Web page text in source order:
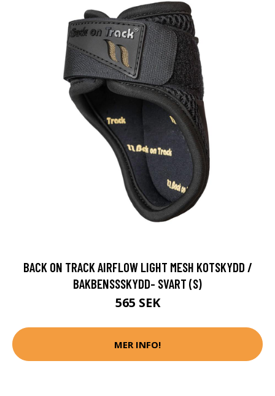
BACK ON TRACK AIRFLOW LIGHT MESH KOTSKYDD /
BAKBENSSSKYDD- SVART (S)
565 SEK
MER INFO!